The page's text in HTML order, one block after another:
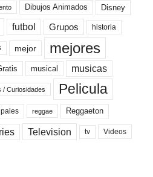
Dibujos Animados Disney
futbol Grupos historia
mejor mejores
musical musicas
/ Curiosidades Pelicula
reggae Reggaeton
Television tv Videos